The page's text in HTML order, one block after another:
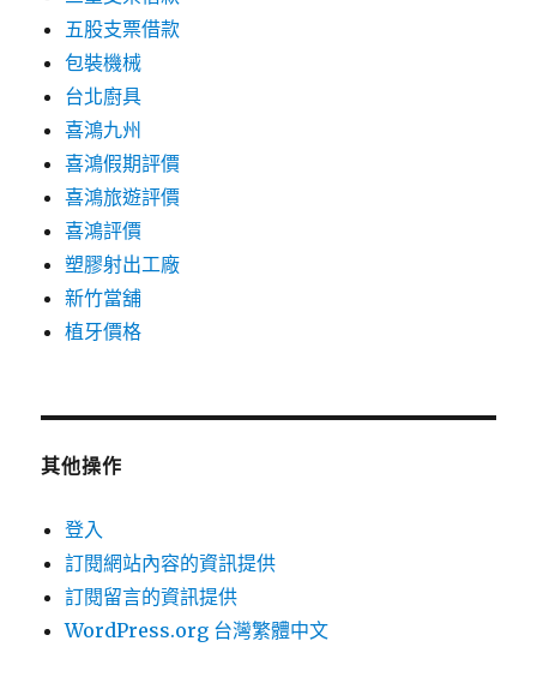
五股支票借款
包裝機械
台北廚具
喜鴻九州
喜鴻假期評價
喜鴻旅遊評價
喜鴻評價
塑膠射出工廠
新竹當舖
植牙價格
其他操作
登入
訂閱網站內容的資訊提供
訂閱留言的資訊提供
WordPress.org 台灣繁體中文